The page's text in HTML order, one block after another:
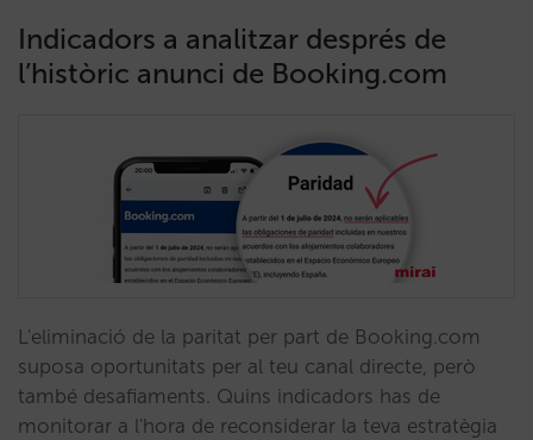
Indicadors a analitzar després de
l’històric anunci de Booking.com
L'eliminació de la paritat per part de Booking.com
suposa oportunitats per al teu canal directe, però
també desafiaments. Quins indicadors has de
monitorar a l'hora de reconsiderar la teva estratègia